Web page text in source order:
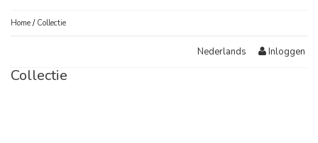
Home / Collectie
Nederlands Inloggen
Collectie